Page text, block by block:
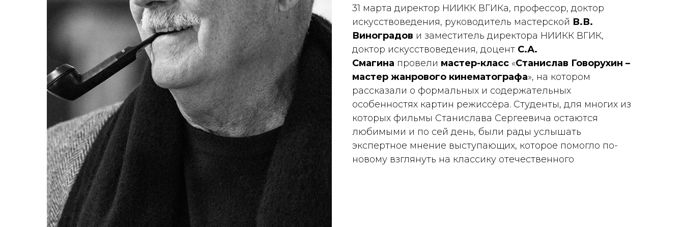
31 марта директор НИИКК ВГИКа, профессор, доктор
искусствоведения, руководитель мастерской В.В.
Виноградов и заместитель директора НИИКК ВГИК,
доктор искусствоведения, доцент С.А.
Смагина провели мастер-класс «Станислав Говорухин –
мастер жанрового кинематографа», на котором
рассказали о формальных и содержательных
особенностях картин режиссёра. Студенты, для многих из
которых фильмы Станислава Сергеевича остаются
любимыми и по сей день, были рады услышать
экспертное мнение выступающих, которое помогло по-
новому взглянуть на классику отечественного